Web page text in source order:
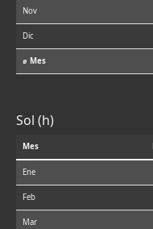
Nov
Dic
⌀ Mes
Sol (h)
Mes
Ene
Feb
Mar